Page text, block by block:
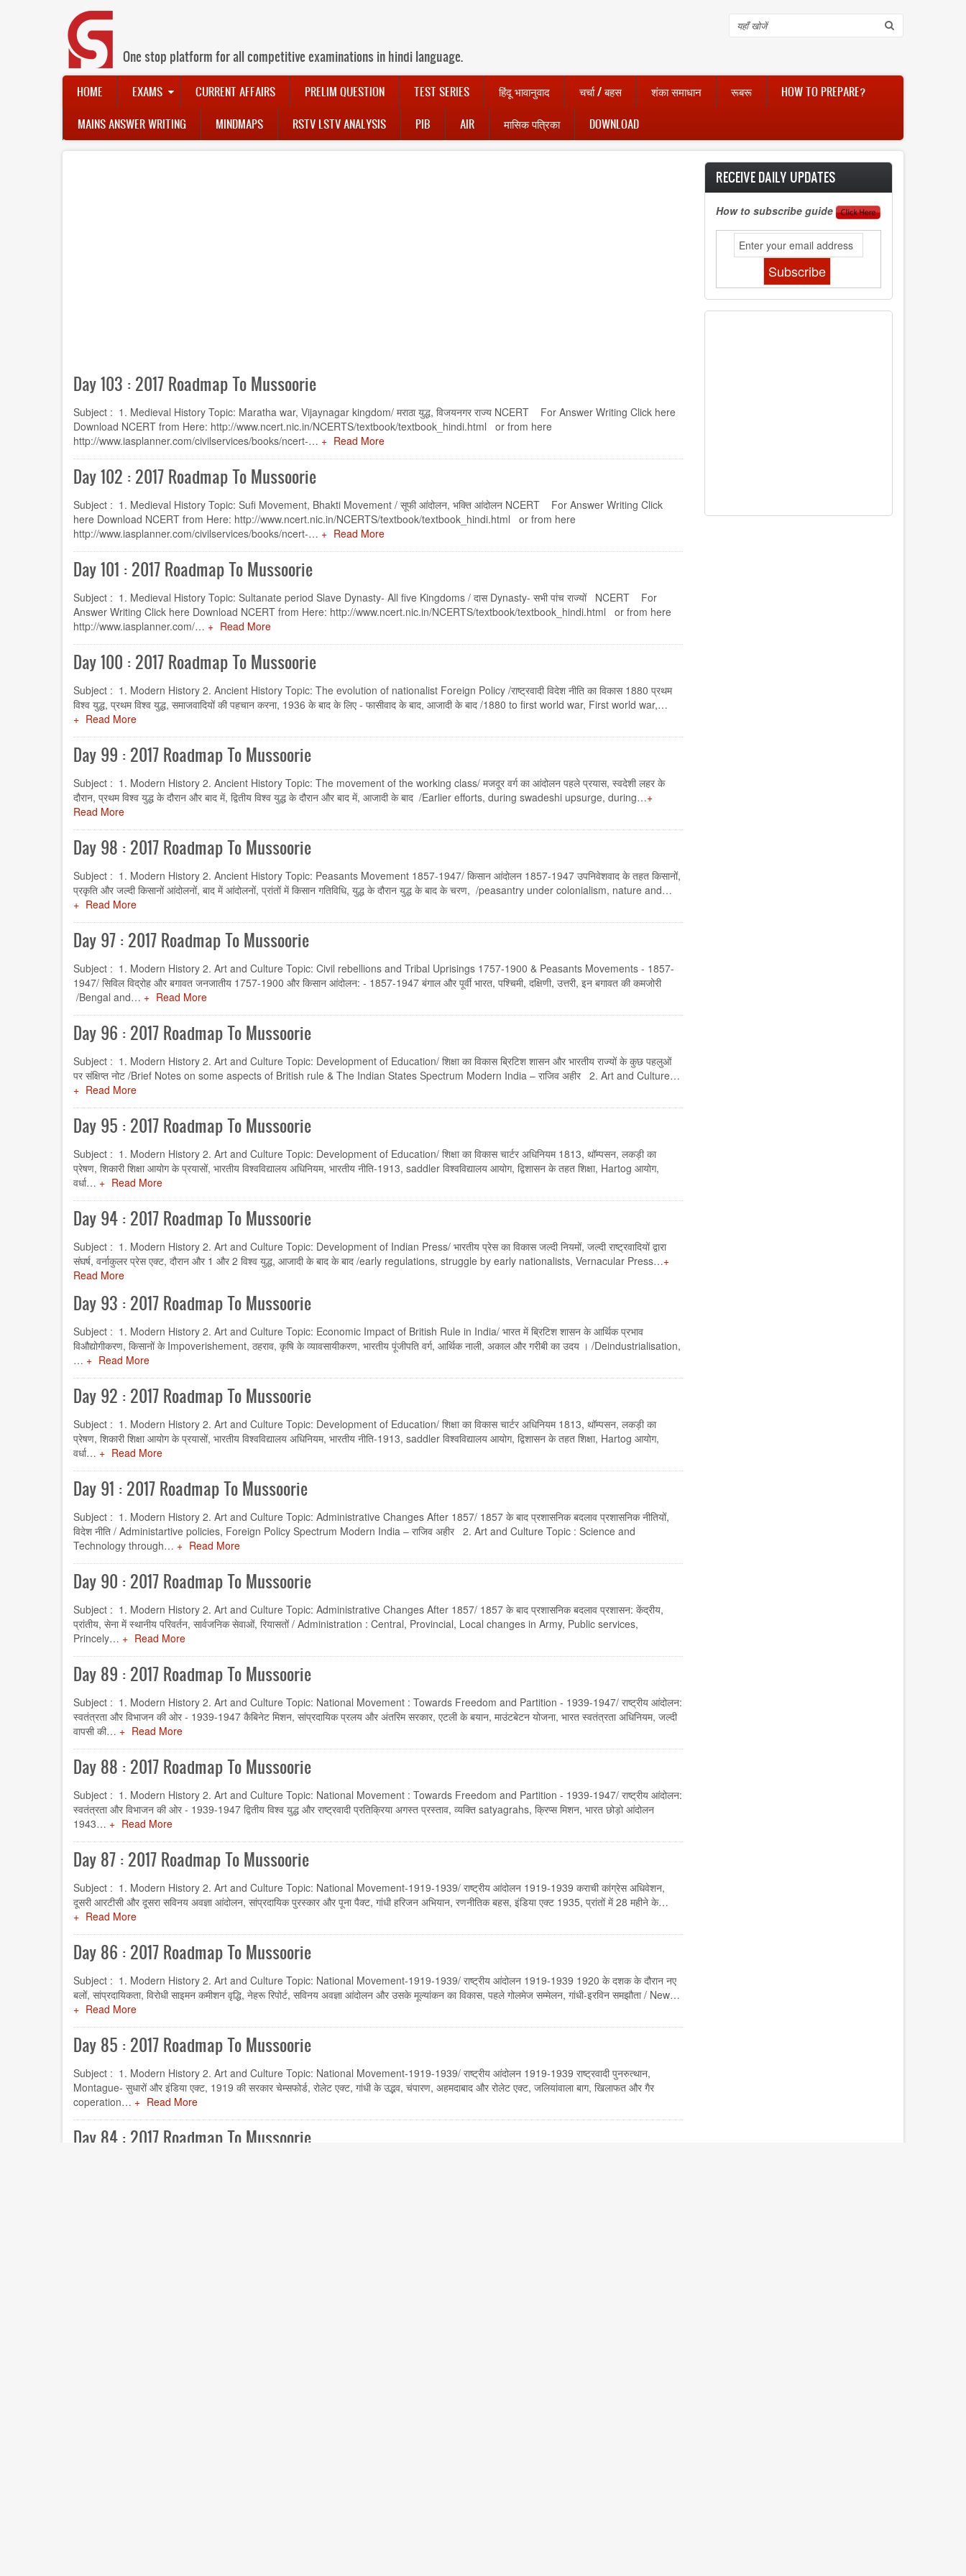
One stop platform for all competitive examinations in hindi language.
Search
Main
navigation
HOME EXAMS CURRENT AFFAIRS PRELIM QUESTION TEST SERIES हिंदू भावानुवाद चर्चा / बहस शंका समाधान रूबरू HOW TO PREPARE?
MAINS ANSWER WRITING MINDMAPS RSTV LSTV ANALYSIS PIB AIR मासिक पत्रिका DOWNLOAD
Day 103 : 2017 Roadmap To Mussoorie
Subject : 1. Medieval History Topic: Maratha war, Vijaynagar kingdom/ मराठा युद्ध, विजयनगर राज्य NCERT For Answer Writing Click here
Download NCERT from Here: http://www.ncert.nic.in/NCERTS/textbook/textbook_hindi.html or from here
http://www.iasplanner.com/civilservices/books/ncert-…
Read More
Day 102 : 2017 Roadmap To Mussoorie
Subject : 1. Medieval History Topic: Sufi Movement, Bhakti Movement / सूफी आंदोलन, भक्ति आंदोलन NCERT For Answer Writing Click
here Download NCERT from Here: http://www.ncert.nic.in/NCERTS/textbook/textbook_hindi.html or from here
http://www.iasplanner.com/civilservices/books/ncert-…
Read More
Day 101 : 2017 Roadmap To Mussoorie
Subject : 1. Medieval History Topic: Sultanate period Slave Dynasty- All five Kingdoms / दास Dynasty- सभी पांच राज्यों NCERT For
Answer Writing Click here Download NCERT from Here: http://www.ncert.nic.in/NCERTS/textbook/textbook_hindi.html or from here
http://www.iasplanner.com/…
Read More
Day 100 : 2017 Roadmap To Mussoorie
Subject : 1. Modern History 2. Ancient History Topic: The evolution of nationalist Foreign Policy /राष्ट्रवादी विदेश नीति का विकास 1880 प्रथम
विश्व युद्ध, प्रथम विश्व युद्ध, समाजवादियों की पहचान करना, 1936 के बाद के लिए - फासीवाद के बाद, आजादी के बाद /1880 to first world war, First world war,…
Read More
Day 99 : 2017 Roadmap To Mussoorie
Subject : 1. Modern History 2. Ancient History Topic: The movement of the working class/ मजदूर वर्ग का आंदोलन पहले प्रयास, स्वदेशी लहर के
दौरान, प्रथम विश्व युद्ध के दौरान और बाद में, द्वितीय विश्व युद्ध के दौरान और बाद में, आजादी के बाद /Earlier efforts, during swadeshi upsurge, during…
Read More
Day 98 : 2017 Roadmap To Mussoorie
Subject : 1. Modern History 2. Ancient History Topic: Peasants Movement 1857-1947/ किसान आंदोलन 1857-1947 उपनिवेशवाद के तहत किसानों,
प्रकृति और जल्दी किसानों आंदोलनों, बाद में आंदोलनों, प्रांतों में किसान गतिविधि, युद्ध के दौरान युद्ध के बाद के चरण, /peasantry under colonialism, nature and…
Read More
Day 97 : 2017 Roadmap To Mussoorie
Subject : 1. Modern History 2. Art and Culture Topic: Civil rebellions and Tribal Uprisings 1757-1900 & Peasants Movements - 1857-
1947/ सिविल विद्रोह और बगावत जनजातीय 1757-1900 और किसान आंदोलन: - 1857-1947 बंगाल और पूर्वी भारत, पश्चिमी, दक्षिणी, उत्तरी, इन बगावत की कमजोरी
/Bengal and…
Read More
Day 96 : 2017 Roadmap To Mussoorie
Subject : 1. Modern History 2. Art and Culture Topic: Development of Education/ शिक्षा का विकास ब्रिटिश शासन और भारतीय राज्यों के कुछ पहलुओं
पर संक्षिप्त नोट /Brief Notes on some aspects of British rule & The Indian States Spectrum Modern India – राजिव अहीर 2. Art and Culture…
Read More
Day 95 : 2017 Roadmap To Mussoorie
Subject : 1. Modern History 2. Art and Culture Topic: Development of Education/ शिक्षा का विकास चार्टर अधिनियम 1813, थॉम्पसन, लकड़ी का
प्रेषण, शिकारी शिक्षा आयोग के प्रयासों, भारतीय विश्वविद्यालय अधिनियम, भारतीय नीति-1913, saddler विश्वविद्यालय आयोग, द्विशासन के तहत शिक्षा, Hartog आयोग,
वर्धा…
Read More
Day 94 : 2017 Roadmap To Mussoorie
Subject : 1. Modern History 2. Art and Culture Topic: Development of Indian Press/ भारतीय प्रेस का विकास जल्दी नियमों, जल्दी राष्ट्रवादियों द्वारा
संघर्ष, वर्नाकुलर प्रेस एक्ट, दौरान और 1 और 2 विश्व युद्ध, आजादी के बाद के बाद /early regulations, struggle by early nationalists, Vernacular Press…
Read More
Day 93 : 2017 Roadmap To Mussoorie
Subject : 1. Modern History 2. Art and Culture Topic: Economic Impact of British Rule in India/ भारत में ब्रिटिश शासन के आर्थिक प्रभाव
विऔद्योगीकरण, किसानों के Impoverishement, ठहराव, कृषि के व्यावसायीकरण, भारतीय पूंजीपति वर्ग, आर्थिक नाली, अकाल और गरीबी का उदय । /Deindustrialisation,
…
Read More
Day 92 : 2017 Roadmap To Mussoorie
Subject : 1. Modern History 2. Art and Culture Topic: Development of Education/ शिक्षा का विकास चार्टर अधिनियम 1813, थॉम्पसन, लकड़ी का
प्रेषण, शिकारी शिक्षा आयोग के प्रयासों, भारतीय विश्वविद्यालय अधिनियम, भारतीय नीति-1913, saddler विश्वविद्यालय आयोग, द्विशासन के तहत शिक्षा, Hartog आयोग,
वर्धा…
Read More
Day 91 : 2017 Roadmap To Mussoorie
Subject : 1. Modern History 2. Art and Culture Topic: Administrative Changes After 1857/ 1857 के बाद प्रशासनिक बदलाव प्रशासनिक नीतियों,
विदेश नीति / Administartive policies, Foreign Policy Spectrum Modern India – राजिव अहीर 2. Art and Culture Topic : Science and
Technology through…
Read More
Day 90 : 2017 Roadmap To Mussoorie
Subject : 1. Modern History 2. Art and Culture Topic: Administrative Changes After 1857/ 1857 के बाद प्रशासनिक बदलाव प्रशासन: केंद्रीय,
प्रांतीय, सेना में स्थानीय परिवर्तन, सार्वजनिक सेवाओं, रियासतों / Administration : Central, Provincial, Local changes in Army, Public services,
Princely…
Read More
Day 89 : 2017 Roadmap To Mussoorie
Subject : 1. Modern History 2. Art and Culture Topic: National Movement : Towards Freedom and Partition - 1939-1947/ राष्ट्रीय आंदोलन:
स्वतंत्रता और विभाजन की ओर - 1939-1947 कैबिनेट मिशन, सांप्रदायिक प्रलय और अंतरिम सरकार, एटली के बयान, माउंटबेटन योजना, भारत स्वतंत्रता अधिनियम, जल्दी
वापसी की…
Read More
Day 88 : 2017 Roadmap To Mussoorie
Subject : 1. Modern History 2. Art and Culture Topic: National Movement : Towards Freedom and Partition - 1939-1947/ राष्ट्रीय आंदोलन:
स्वतंत्रता और विभाजन की ओर - 1939-1947 द्वितीय विश्व युद्ध और राष्ट्रवादी प्रतिक्रिया अगस्त प्रस्ताव, व्यक्ति satyagrahs, क्रिप्स मिशन, भारत छोड़ो आंदोलन
1943…
Read More
Day 87 : 2017 Roadmap To Mussoorie
Subject : 1. Modern History 2. Art and Culture Topic: National Movement-1919-1939/ राष्ट्रीय आंदोलन 1919-1939 कराची कांग्रेस अधिवेशन,
दूसरी आरटीसी और दूसरा सविनय अवज्ञा आंदोलन, सांप्रदायिक पुरस्कार और पूना पैक्ट, गांधी हरिजन अभियान, रणनीतिक बहस, इंडिया एक्ट 1935, प्रांतों में 28 महीने के…
Read More
Day 86 : 2017 Roadmap To Mussoorie
Subject : 1. Modern History 2. Art and Culture Topic: National Movement-1919-1939/ राष्ट्रीय आंदोलन 1919-1939 1920 के दशक के दौरान नए
बलों, सांप्रदायिकता, विरोधी साइमन कमीशन वृद्धि, नेहरू रिपोर्ट, सविनय अवज्ञा आंदोलन और उसके मूल्यांकन का विकास, पहले गोलमेज सम्मेलन, गांधी-इरविन समझौता / New…
Read More
Day 85 : 2017 Roadmap To Mussoorie
Subject : 1. Modern History 2. Art and Culture Topic: National Movement-1919-1939/ राष्ट्रीय आंदोलन 1919-1939 राष्ट्रवादी पुनरुत्थान,
Montague- सुधारों और इंडिया एक्ट, 1919 की सरकार चेम्सफोर्ड, रोलेट एक्ट, गांधी के उद्भव, चंपारण, अहमदाबाद और रोलेट एक्ट, जलियांवाला बाग, खिलाफत और गैर
coperation…
Read More
Day 84 : 2017 Roadmap To Mussoorie
RECEIVE DAILY UPDATES
How to subscribe guide